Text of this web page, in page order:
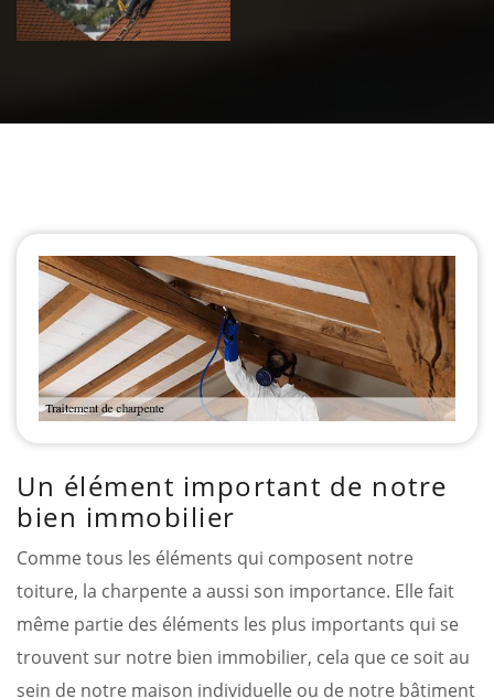
Un élément important de notre
bien immobilier
Comme tous les éléments qui composent notre
toiture, la charpente a aussi son importance. Elle fait
même partie des éléments les plus importants qui se
trouvent sur notre bien immobilier, cela que ce soit au
sein de notre maison individuelle ou de notre bâtiment